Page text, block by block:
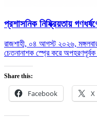
প্রশাসনিক নিষ্ক্রিয়তায়
রাজশাহী, ০৪ আগস্ট ২০২৬,
চেতনানাশক স্প্রে করে
Share this:
Facebook X